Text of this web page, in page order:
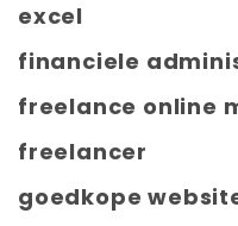
excel
financiele
freelance online
freelancer
goedkope